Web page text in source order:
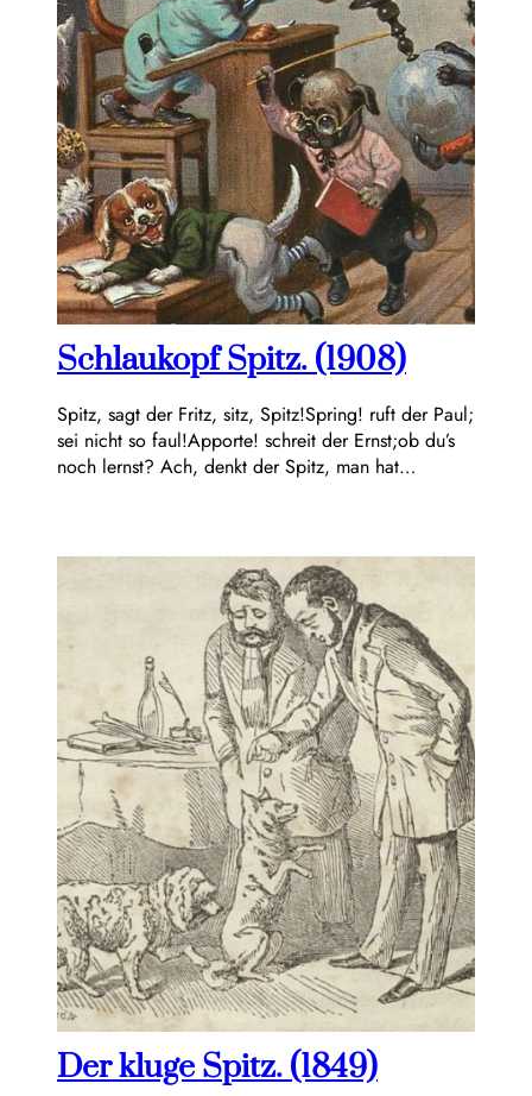
Schlaukopf Spitz. (1908)
Spitz, sagt der Fritz, sitz, Spitz!Spring! ruft der Paul;
sei nicht so faul!Apporte! schreit der Ernst;ob du’s
noch lernst? Ach, denkt der Spitz, man hat…
Der kluge Spitz. (1849)